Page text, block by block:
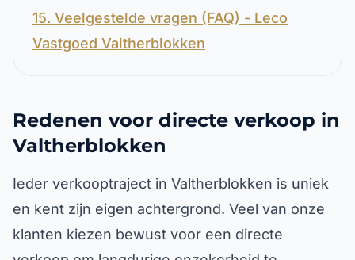
15. Veelgestelde vragen (FAQ) - Leco
Vastgoed Valtherblokken
Redenen voor directe verkoop in
Valtherblokken
Ieder verkooptraject in Valtherblokken is uniek
en kent zijn eigen achtergrond. Veel van onze
klanten kiezen bewust voor een directe